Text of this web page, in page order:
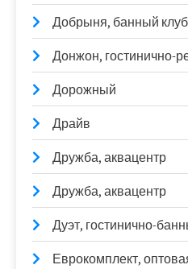
Добрыня, банный клуб
Донжон, гостинично-
Дорожный
Драйв
Дружба, аквацентр
Дружба, аквацентр
Дуэт, гостинично-
Еврокомплект,